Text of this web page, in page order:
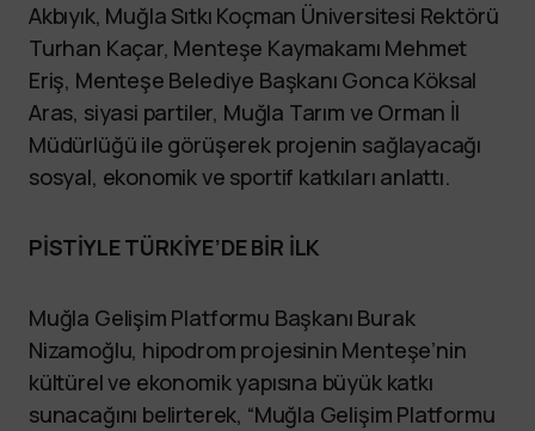
Akbıyık, Muğla Sıtkı Koçman Üniversitesi Rektörü
Turhan Kaçar, Menteşe Kaymakamı Mehmet
Eriş, Menteşe Belediye Başkanı Gonca Köksal
Aras, siyasi partiler, Muğla Tarım ve Orman İl
Müdürlüğü ile görüşerek projenin sağlayacağı
sosyal, ekonomik ve sportif katkıları anlattı.
PİSTİYLE TÜRKİYE’DE BİR İLK
Muğla Gelişim Platformu Başkanı Burak
Nizamoğlu, hipodrom projesinin Menteşe’nin
kültürel ve ekonomik yapısına büyük katkı
sunacağını belirterek, “Muğla Gelişim Platformu